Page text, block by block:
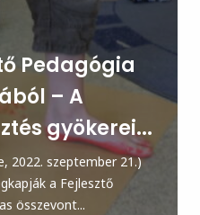
Pedagógia
– A
gyökerei...
2022. szeptember 21.)
a Fejlesztő
összevont...